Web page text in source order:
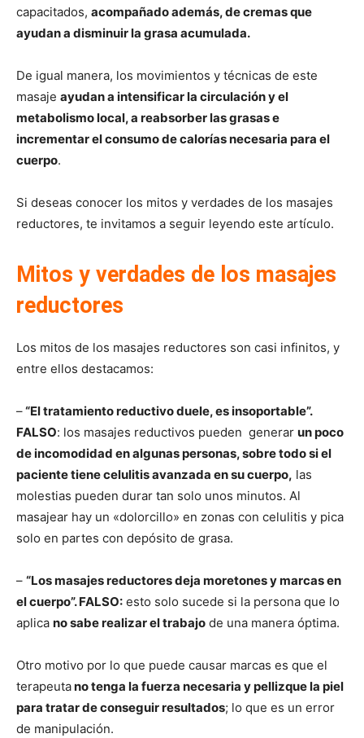
capacitados, acompañado además, de cremas que
ayudan a disminuir la grasa acumulada.
De igual manera, los movimientos y técnicas de este
masaje ayudan a intensificar la circulación y el
metabolismo local, a reabsorber las grasas e
incrementar el consumo de calorías necesaria para el
cuerpo.
Si deseas conocer los mitos y verdades de los masajes
reductores, te invitamos a seguir leyendo este artículo.
Mitos y verdades de los masajes
reductores
Los mitos de los masajes reductores son casi infinitos, y
entre ellos destacamos:
–“El tratamiento reductivo duele, es insoportable”.
FALSO: los masajes reductivos pueden generar un poco
de incomodidad en algunas personas, sobre todo si el
paciente tiene celulitis avanzada en su cuerpo, las
molestias pueden durar tan solo unos minutos. Al
masajear hay un «dolorcillo» en zonas con celulitis y pica
solo en partes con depósito de grasa.
– “Los masajes reductores deja moretones y marcas en
el cuerpo”. FALSO: esto solo sucede si la persona que lo
aplica no sabe realizar el trabajo de una manera óptima.
Otro motivo por lo que puede causar marcas es que el
terapeutano tenga la fuerza necesaria y pellizque la piel
para tratar de conseguir resultados; lo que es un error
de manipulación.